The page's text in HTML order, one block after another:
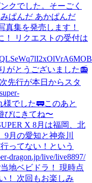
クでした。 そーごく
ぱんだ あかぱんだ
真集を発売します！
！ リクエストの受付は
がとうございました📻
先行が本日からスタ
様でした🚃このあと
びにきてね〜
X 8月は福岡、北
月の愛知と神奈川
ってない！という
dragon.jp/live/live8897/
地ベビドラ！ 現時点
！ 次回もお楽しみ